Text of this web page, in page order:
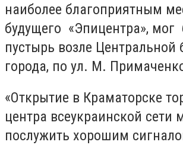
наиболее благоприятным
будущего «Эпицентра», мог
пустырь возле Центральной
города, по ул. М.
«Открытие в Краматорске
центра всеукраинской сети
послужить хорошим